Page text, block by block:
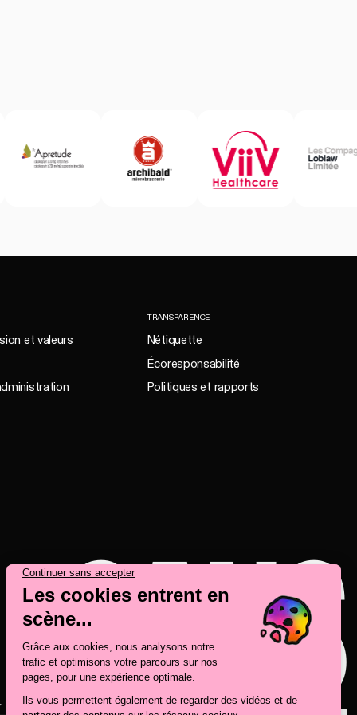
et valeurs
TRANSPARENCE
Nétiquette
Écoresponsabilité
Politiques et rapports
SANS